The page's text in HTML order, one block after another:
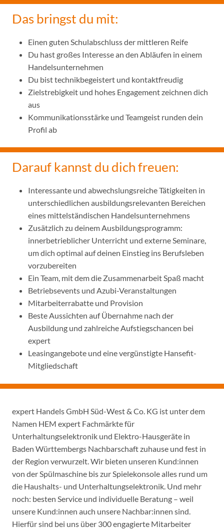
Das bringst du mit:
Einen guten Schulabschluss der mittleren Reife
Du hast großes Interesse an den Abläufen in einem
Handelsunternehmen
Du bist technikbegeistert und kontaktfreudig
Zielstrebigkeit und hohes Engagement zeichnen dich
aus
Kommunikationsstärke und Teamgeist runden dein
Profil ab
Darauf kannst du dich freuen:
Interessante und abwechslungsreiche Tätigkeiten in
unterschiedlichen ausbildungsrelevanten Bereichen
eines mittelständischen Handelsunternehmens
Zusätzlich zu deinem Ausbildungsprogramm:
innerbetrieblicher Unterricht und externe Seminare,
um dich optimal auf deinen Einstieg ins Berufsleben
vorzubereiten
Ein Team, mit dem die Zusammenarbeit Spaß macht
Betriebsevents und Azubi-Veranstaltungen
Mitarbeiterrabatte und Provision
Beste Aussichten auf Übernahme nach der
Ausbildung und zahlreiche Aufstiegschancen bei
expert
Leasingangebote und eine vergünstigte Hansefit-
Mitgliedschaft
expert Handels GmbH Süd-West & Co. KG ist unter dem
Namen HEM expert Fachmärkte für
Unterhaltungselektronik und Elektro-Hausgeräte in
Baden Württembergs Nachbarschaft zuhause und fest in
der Region verwurzelt. Wir bieten unseren Kund:innen
von der Spülmaschine bis zur Spielekonsole alles rund um
die Haushalts- und Unterhaltungselektronik. Und mehr
noch: besten Service und individuelle Beratung – weil
unsere Kund:innen auch unsere Nachbar:innen sind.
Hierfür sind bei uns über 300 engagierte Mitarbeiter